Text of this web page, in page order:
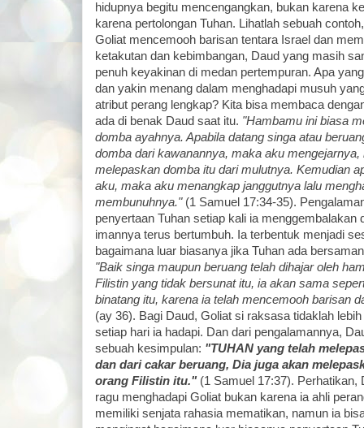
hidupnya begitu mencengangkan, bukan karena
karena pertolongan Tuhan. Lihatlah sebuah
Goliat mencemooh barisan tentara Israel dan
ketakutan dan kebimbangan, Daud yang masih
penuh keyakinan di medan pertempuran. Apa
dan yakin menang dalam menghadapi musuh
atribut perang lengkap? Kita bisa membaca
ada di benak Daud saat itu. "Hambamu ini biasa
domba ayahnya. Apabila datang singa atau
domba dari kawanannya, maka aku mengejarnya,
melepaskan domba itu dari mulutnya. Kemudian
aku, maka aku menangkap janggutnya lalu
membunuhnya."(1 Samuel 17:34-35).
penyertaan Tuhan setiap kali ia menggembalakan
imannya terus bertumbuh. Ia terbentuk menjadi
bagaimana luar biasanya jika Tuhan ada
"Baik singa maupun beruang telah dihajar oleh
Filistin yang tidak bersunat itu, ia akan sama
binatang itu, karena ia telah mencemooh barisan
(ay 36). Bagi Daud, Goliat si raksasa tidaklah
setiap hari ia hadapi. Dan dari pengalamannya,
sebuah kesimpulan: "TUHAN yang telah
dan dari cakar beruang, Dia juga akan
orang Filistin itu."(1 Samuel 17:37). Perhatikan,
ragu menghadapi Goliat bukan karena ia ahli
memiliki senjata rahasia mematikan, namun ia